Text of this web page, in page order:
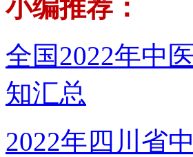
小编推荐：
全国2022年中
知汇总
2022年四川省